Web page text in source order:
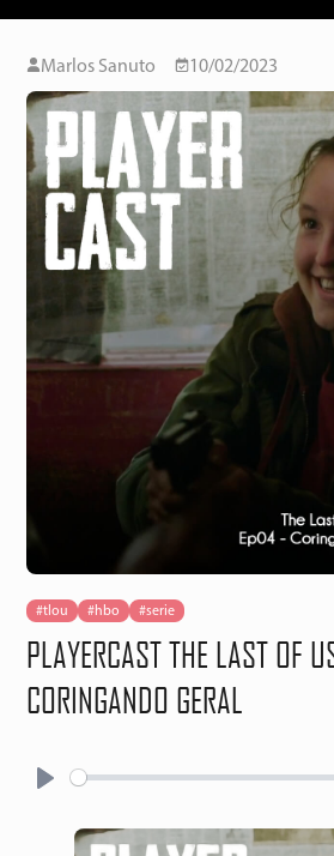
Marlos Sanuto 10/02/2023
#tlou #hbo #serie
PLAYERCAST THE LAST OF
CORINGANDO GERAL